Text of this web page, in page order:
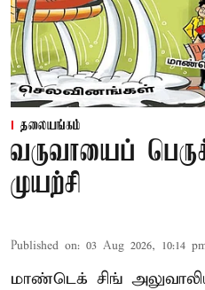
தலையங்கம்
வருவாயைப்
முயற்சி
Published on: 03 Aug 2026, 10:14
மாண்டெக் சிங்